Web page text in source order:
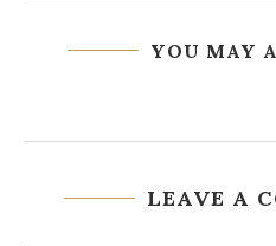
YOU MAY
LEAVE A